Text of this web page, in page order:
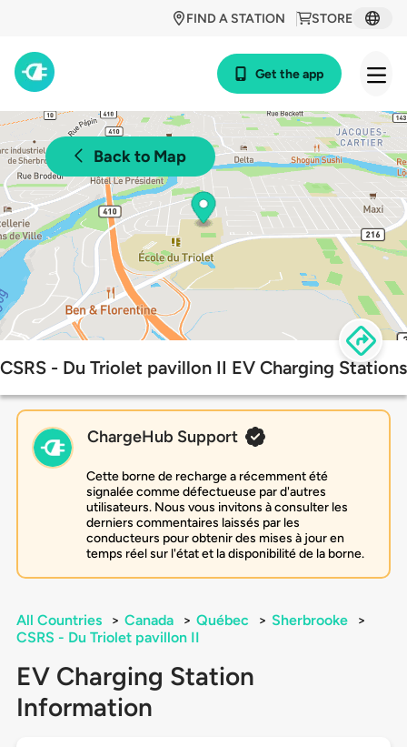
STORE
FIND A STATION
Get the app
Back to Map
CSRS - Du Triolet pavillon II EV Charging Stations
ChargeHub Support
Cette borne de recharge a récemment été
signalée comme défectueuse par d'autres
utilisateurs. Nous vous invitons à consulter les
derniers commentaires laissés par les
conducteurs pour obtenir des mises à jour en
temps réel sur l'état et la disponibilité de la borne.
All Countries > Canada > Québec > Sherbrooke
>
CSRS - Du Triolet pavillon II
EV Charging Station
Information